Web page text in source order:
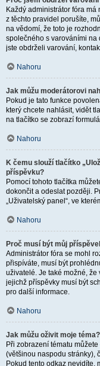
Každý administrátor fóra
z těchto pravidel porušíte,
na vědomí, že toto je
společného s varováními na
jste obdrželi varování,
Nahoru
Jak můžu moderátorovi
Pokud je tato funkce
který chcete nahlásit, vidět
na tlačítko se zobrazí
Nahoru
K čemu slouží tlačítko
příspěvku?
Pomocí tohoto tlačítka
dokončit a odeslat později.
„Uživatelský panel“, ve
Nahoru
Proč musí být můj
Administrátor fóra se mohl
přispíváte, musí být
uživatelé. Je také možné,
jejichž příspěvky musí být
pro další informace.
Nahoru
Jak můžu oživit moje téma?
Při zobrazení tématu
(většinou naspodu stránky),
Pokud tento odkaz nevidíte,